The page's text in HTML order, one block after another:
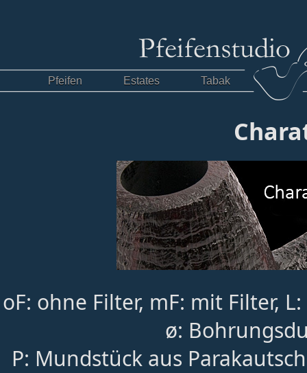
Pfeifen Estates Tabak
oF: ohne Filter, mF: mit Filter,
ø:
P: Mundstück aus